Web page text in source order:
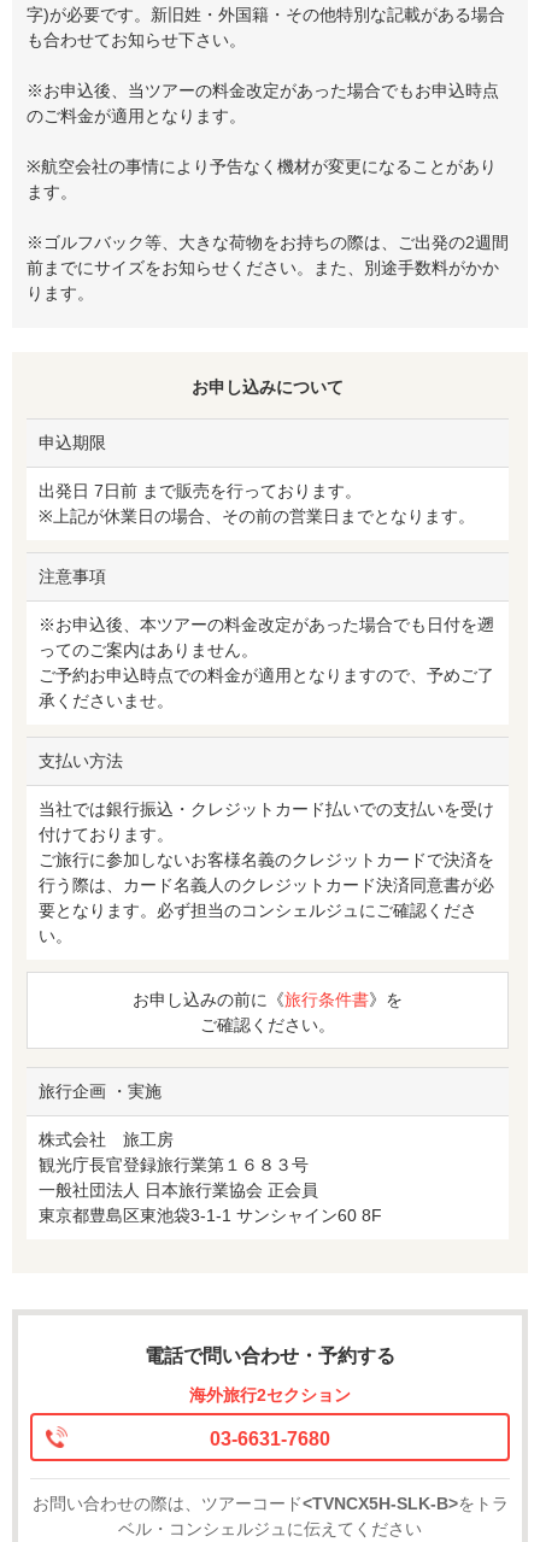
字)が必要です。新旧姓・外国籍・その他特別な記載がある場合
も合わせてお知らせ下さい。
※お申込後、当ツアーの料金改定があった場合でもお申込時点
のご料金が適用となります。
※航空会社の事情により予告なく機材が変更になることがあり
ます。
※ゴルフバック等、大きな荷物をお持ちの際は、ご出発の2週間
前までにサイズをお知らせください。また、別途手数料がかか
ります。
お申し込みについて
申込期限
出発日 7日前 まで販売を行っております。
※上記が休業日の場合、その前の営業日までとなります。
注意事項
※お申込後、本ツアーの料金改定があった場合でも日付を遡
ってのご案内はありません。
ご予約お申込時点での料金が適用となりますので、予めご了
承くださいませ。
支払い方法
当社では銀行振込・クレジットカード払いでの支払いを受け
付けております。
ご旅行に参加しないお客様名義のクレジットカードで決済を
行う際は、カード名義人のクレジットカード決済同意書が必
要となります。必ず担当のコンシェルジュにご確認くださ
い。
お申し込みの前に《旅行条件書》を
ご確認ください。
旅行企画 ・実施
株式会社 旅工房
観光庁長官登録旅行業第１６８３号
一般社団法人 日本旅行業協会 正会員
東京都豊島区東池袋3-1-1 サンシャイン60 8F
電話で問い合わせ・予約する
海外旅行2セクション
03-6631-7680
お問い合わせの際は、ツアーコード<TVNCX5H-SLK-B>をトラ
ベル・コンシェルジュに伝えてください